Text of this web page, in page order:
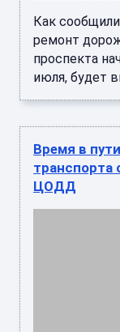
Как
ремонт
проспекта
июля, будет
Время в
транспорта
ЦОДД